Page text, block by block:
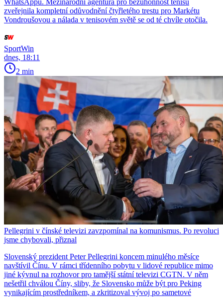
zveřejnila kompletní odůvodnění čtyřletého trestu pro Markétu
Vondroušovou a nálada v tenisovém světě se od té chvíle otočila.
SportWin
dnes, 18:11
2 min
Pellegrini v čínské televizi zavzpomínal na komunismus. Po revoluci
jsme chybovali, přiznal
Slovenský prezident Peter Pellegrini koncem minulého měsíce
navštívil Čínu. V rámci třídenního pobytu v lidové republice mimo
jiné kývnul na rozhovor pro tamější státní televizi CGTN. V něm
nešetřil chválou Číny, sliby, že Slovensko může být pro Peking
vynikajícím prostředníkem, a zkritizoval vývoj po sametové